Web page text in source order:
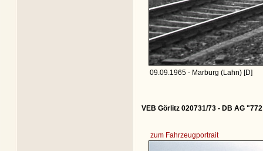
09.09.1965 - Marburg (Lahn) [D]
VEB Görlitz 020731/73 - DB AG
zum Fahrzeugportrait